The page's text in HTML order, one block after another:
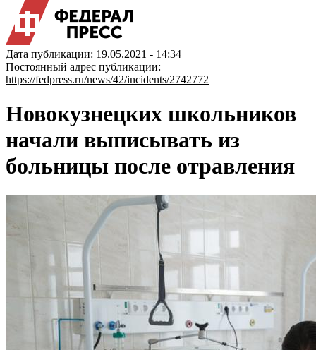
Дата публикации: 19.05.2021 - 14:34
Постоянный адрес публикации:
https://fedpress.ru/news/42/incidents/2742772
Новокузнецких школьников
начали выписывать из
больницы после отравления